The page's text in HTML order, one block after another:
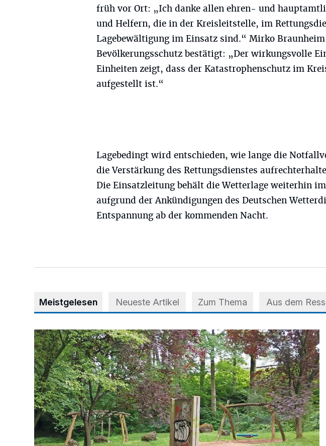
früh vor Ort: „Ich danke allen ehren- und
und Helfern, die in der Kreisleitstelle, im
Lagebewältigung im Einsatz sind.“ Mirko
Bevölkerungsschutz bestätigt: „Der wirkungsvolle
Einheiten zeigt, dass der Katastrophenschutz im
aufgestellt ist.“
Lagebedingt wird entschieden, wie lange die
die Verstärkung des Rettungsdienstes
Die Einsatzleitung behält die Wetterlage weiterhin
aufgrund der Ankündigungen des Deutschen
Entspannung ab der kommenden Nacht.
Meistgelesen Neueste Artikel Zum Thema Aus dem
Spielplatz im Stadtwald wird aufgewertet